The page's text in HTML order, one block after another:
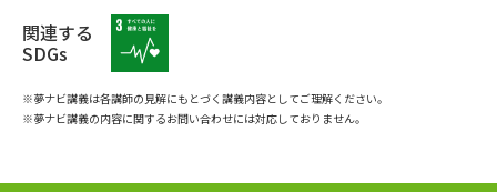
Ｑ＆Ａ よくあるご質問
資料の料金の
お支払いについて
受付内容・発送状況の確認
関連する
SDGs
※夢ナビ講義は各講師の見解にもとづく講義内容としてご理解ください。
※夢ナビ講義の内容に関するお問い合わせには対応しておりません。